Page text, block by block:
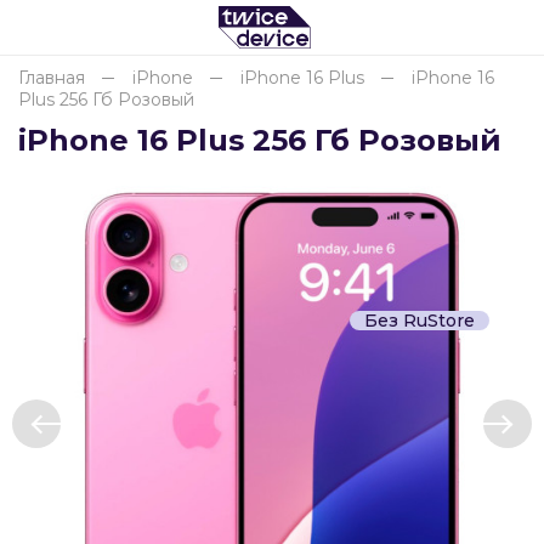
Главная iPhone iPhone 16 Plus
iPhone 16
Plus 256 Гб Розовый
iPhone 16 Plus 256 Гб Розовый
Без RuStore
Разбейте
оплатуна части
без переплат
График платежей
Сегодня